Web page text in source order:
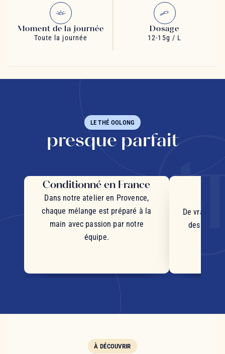
Moment de la journée
Toute la journée
Dosage
12-15g / L
LE THÉ OOLONG
presque parfait
Conditionné en France
Dans notre atelier en Provence,
chaque mélange est préparé à la
main avec passion par notre
équipe.
De vrais
des
À DÉCOUVRIR